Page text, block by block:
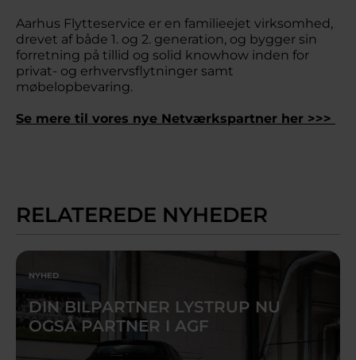
Aarhus Flytteservice er en familieejet virksomhed,
drevet af både 1. og 2. generation, og bygger sin
forretning på tillid og solid knowhow inden for
privat- og erhvervsflytninger samt
møbelopbevaring.
Se mere til vores nye Netværkspartner her >>>
RELATEREDE NYHEDER
NYHED
DIN BILPARTNER LYSTRUP NU
OGSÅ PARTNER I AGF